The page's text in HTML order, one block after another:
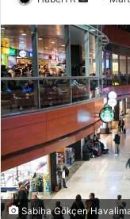
posta
Sabiha Gökçen